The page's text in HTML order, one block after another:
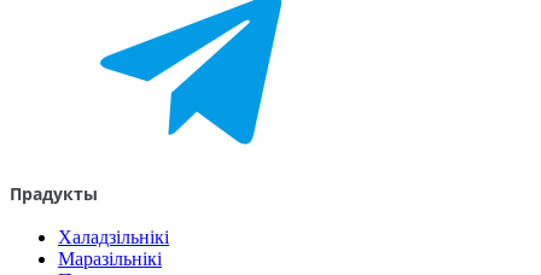
Прадукты
Халадзільнікі
Маразільнікі